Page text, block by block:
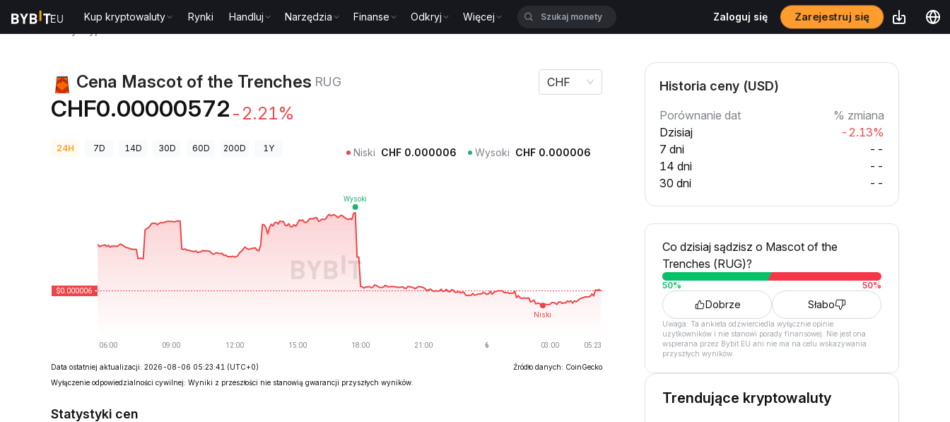
Kup kryptowaluty Rynki Handluj Narzędzia Finanse Odkryj Więcej Zaloguj się Zarejestruj się
Cena Mascot of the Trenches RUG
CHF0.00000572 -2.21%
CHF
24H 7D 14D 30D 60D 200D 1Y Niski CHF 0.000006 Wysoki CHF 0.000006
Data ostatniej aktualizacji: 2026-08-06 05:23:41 (UTC+0)
Źródło danych: CoinGecko
Wyłączenie odpowiedzialności cywilnej: Wyniki z przeszłości nie stanowią gwarancji przyszłych wyników.
Statystyki cen
Historia ceny (USD)
Porównanie dat
% zmiana
Dzisiaj
-2.13%
7 dni
--
14 dni
--
30 dni
--
Co dzisiaj sądzisz o Mascot of the
Trenches (RUG)?
50% 50%
Dobrze Słabo
Uwaga: Ta ankieta odzwierciedla wyłącznie opinie
użytkowników i nie stanowi porady finansowej. Nie jest ona
wspierana przez Bybit EU ani nie ma na celu wskazywania
przyszłych wyników.
Trendujące kryptowaluty